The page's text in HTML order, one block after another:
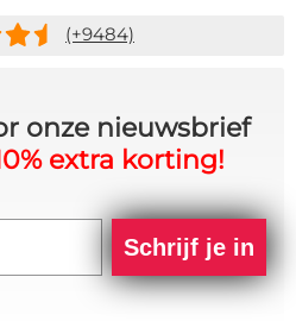
(+9484)
onze nieuwsbrief
extra korting!
Schrijf je in